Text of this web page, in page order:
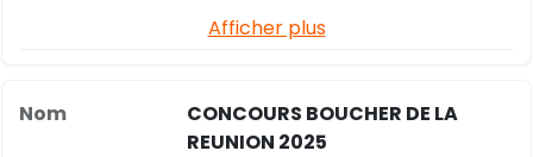
Afficher plus
CONCOURS BOUCHER DE LA
REUNION 2025